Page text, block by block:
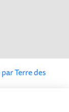
parTerre des